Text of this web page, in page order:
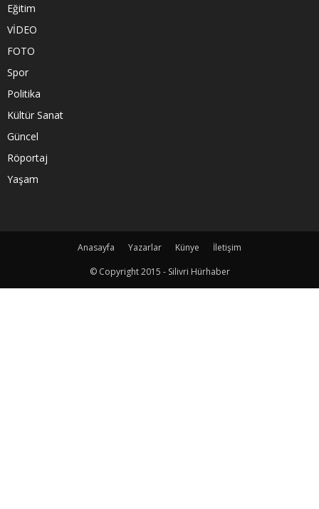
Eğitim
VİDEO
FOTO
Spor
Politika
Kültür Sanat
Güncel
Röportaj
Yaşam
Anasayfa Yazarlar Künye
İletişim
© Copyright 2015 - Silivri Hürhaber